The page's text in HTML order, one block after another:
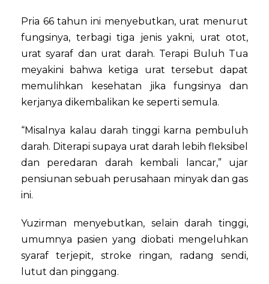
Pria 66 tahun ini menyebutkan, urat menurut
fungsinya, terbagi tiga jenis yakni, urat otot,
urat syaraf dan urat darah. Terapi Buluh Tua
meyakini bahwa ketiga urat tersebut dapat
memulihkan kesehatan jika fungsinya dan
kerjanya dikembalikan ke seperti semula.
“Misalnya kalau darah tinggi karna pembuluh
darah. Diterapi supaya urat darah lebih fleksibel
dan peredaran darah kembali lancar,” ujar
pensiunan sebuah perusahaan minyak dan gas
ini.
Yuzirman menyebutkan, selain darah tinggi,
umumnya pasien yang diobati mengeluhkan
syaraf terjepit, stroke ringan, radang sendi,
lutut dan pinggang.